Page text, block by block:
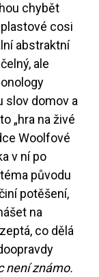
chybět
cosi
abstraktní
ale
slov domov a
„hra na živé
Woolfové
v ní po
původu
potěšení,
na
co dělá
není známo.